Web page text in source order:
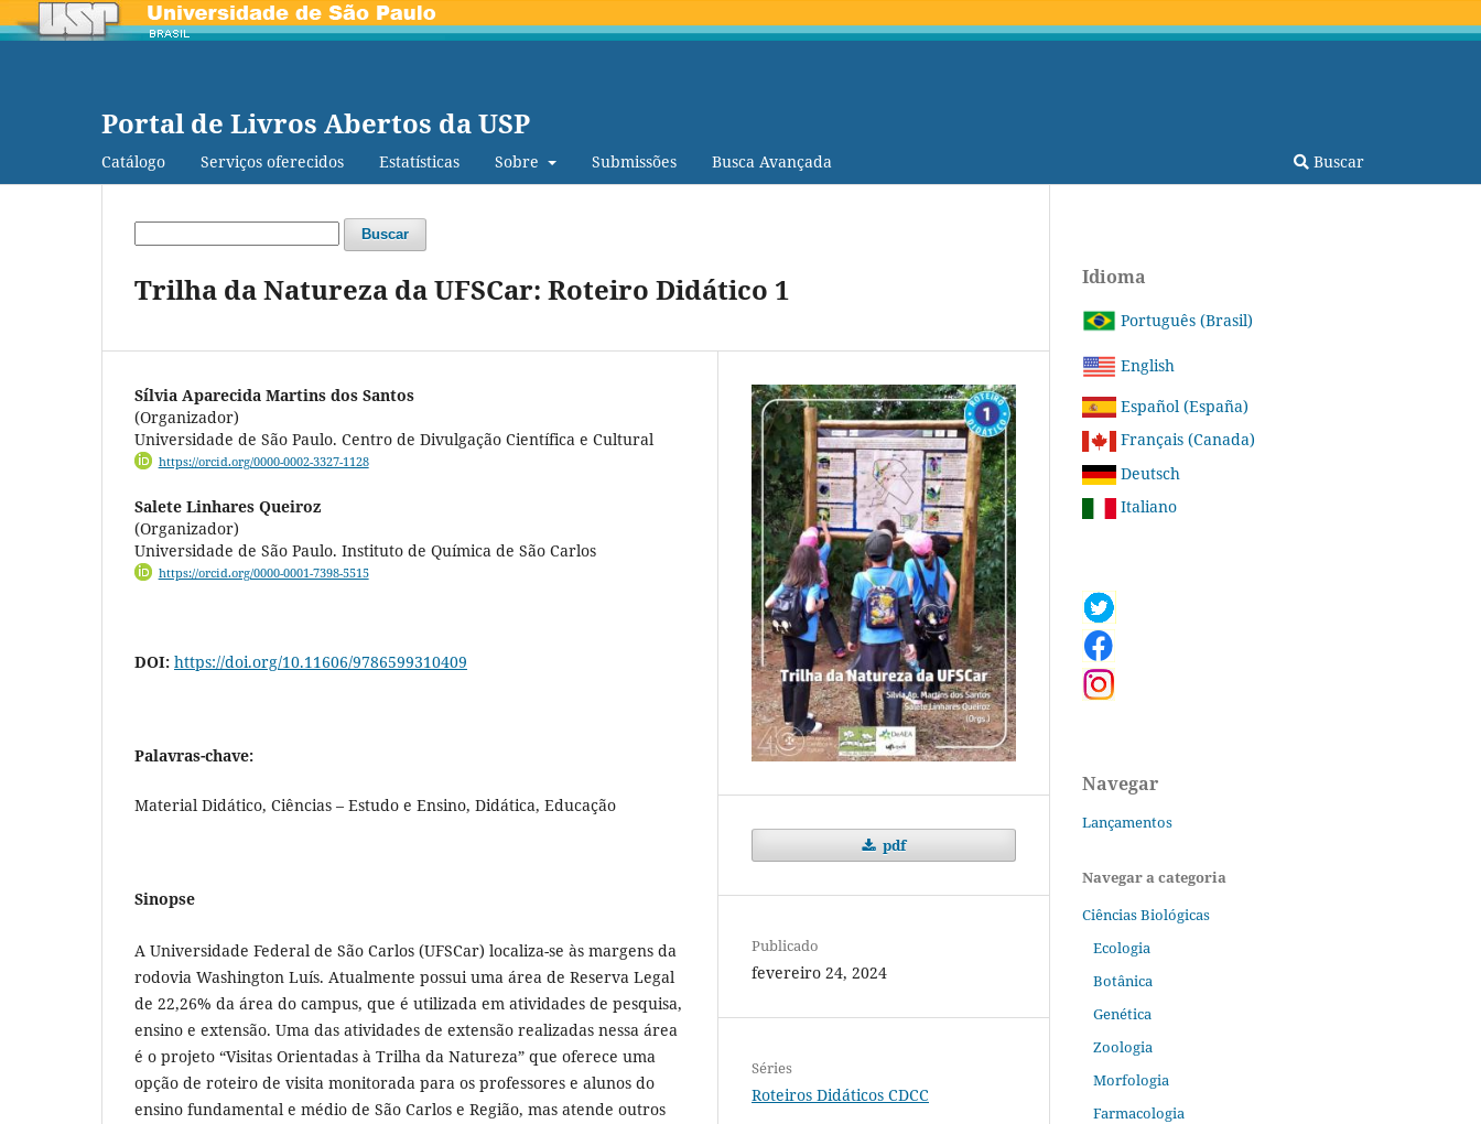
Portal de Livros Abertos da USP
Catálogo Serviços oferecidos Estatísticas Sobre Submissões Busca Avançada Buscar
Buscar
Trilha da Natureza da UFSCar: Roteiro Didático 1
Sílvia Aparecida Martins dos Santos
(Organizador)
Universidade de São Paulo. Centro de Divulgação Científica e Cultural
https://orcid.org/0000-0002-3327-1128
Salete Linhares Queiroz
(Organizador)
Universidade de São Paulo. Instituto de Química de São Carlos
https://orcid.org/0000-0001-7398-5515
DOI: https://doi.org/10.11606/9786599310409
Palavras-chave:
Material Didático, Ciências – Estudo e Ensino, Didática, Educação
Sinopse
A Universidade Federal de São Carlos (UFSCar) localiza-se às margens da
rodovia Washington Luís. Atualmente possui uma área de Reserva Legal
de 22,26% da área do campus, que é utilizada em atividades de pesquisa,
ensino e extensão. Uma das atividades de extensão realizadas nessa área
é o projeto “Visitas Orientadas à Trilha da Natureza” que oferece uma
opção de roteiro de visita monitorada para os professores e alunos do
ensino fundamental e médio de São Carlos e Região, mas atende outros
pdf
Publicado
fevereiro 24, 2024
Séries
Roteiros Didáticos CDCC
Idioma
Português (Brasil)
English
Español (España)
Français (Canada)
Deutsch
Italiano
Navegar
Lançamentos
Navegar a categoria
Ciências Biológicas
Ecologia
Botânica
Genética
Zoologia
Morfologia
Farmacologia